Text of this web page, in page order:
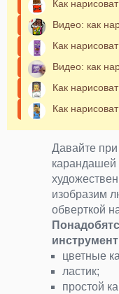
Как
Видео: как
Как
Видео: как
Как
Как
Давайте
карандашей
изобразим
обверткой
цветные
ластик;
простой